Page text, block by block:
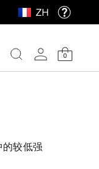
ZH
0
较低强